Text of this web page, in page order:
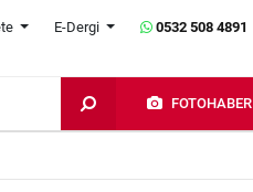
E-Dergi 0532 508 4891
FOTOHABER